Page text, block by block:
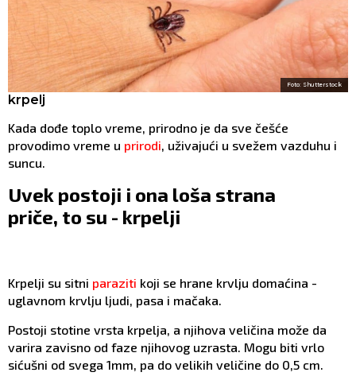
Foto: Shutterstock
krpelj
Kada dođe toplo vreme, prirodno je da sve češće
provodimo vreme u prirodi, uživajući u svežem vazduhu i
suncu.
Uvek postoji i ona loša strana
priče, to su - krpelji
Krpelji su sitni paraziti koji se hrane krvlju domaćina -
uglavnom krvlju ljudi, pasa i mačaka.
Postoji stotine vrsta krpelja, a njihova veličina može da
varira zavisno od faze njihovog uzrasta. Mogu biti vrlo
sićušni od svega 1mm, pa do velikih veličine do 0,5 cm.